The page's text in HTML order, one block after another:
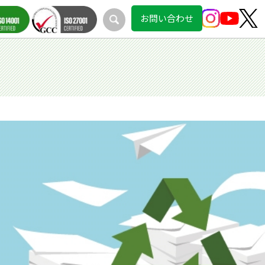
お問い合わせ